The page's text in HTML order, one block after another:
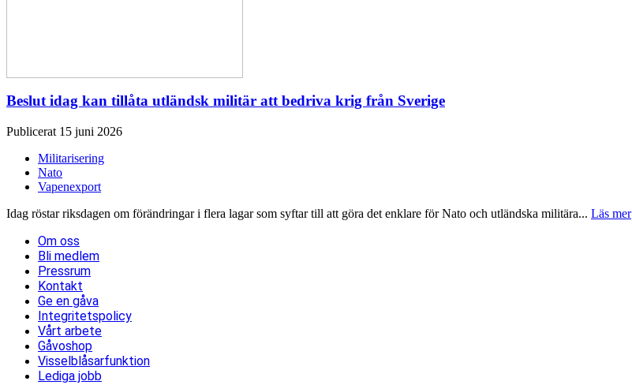
Beslut idag kan tillåta utländsk militär att bedriva krig från Sverige
Publicerat 15 juni 2026
Militarisering
Nato
Vapenexport
Idag röstar riksdagen om förändringar i flera lagar som syftar till att göra det enklare för Nato och utländska militära... Läs mer
Om oss
Bli medlem
Pressrum
Kontakt
Ge en gåva
Integritetspolicy
Vårt arbete
Gåvoshop
Visselblåsarfunktion
Lediga jobb